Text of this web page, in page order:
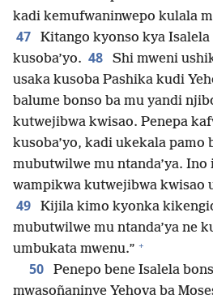
kadi kemufwaninwepo kulala
47
Kitango kyonso kya
kusoba’yo. 48
Shi mweni
usaka kusoba Pashika kudi
balume bonso ba mu yandi
kutwejibwa kwisao. Penepa
kusoba’yo, kadi ukekala pamo
mubutwilwe mu ntanda’ya.
wampikwa kutwejibwa kwisao
49
Kijila kimo kyonka
mubutwilwe mu ntanda’ya ne
umbukata mwenu.” +
50
Penepo bene Isalela
mwasoñaninye Yehova ba